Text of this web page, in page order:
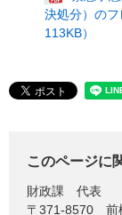
決処分）のフ
113KB）
このページに
財政課
代表
〒371-8570
前